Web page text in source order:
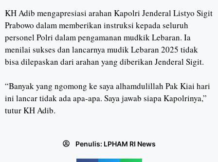
KH Adib mengapresiasi arahan Kapolri Jenderal Listyo Sigit
Prabowo dalam memberikan instruksi kepada seluruh
personel Polri dalam pengamanan mudkik Lebaran. Ia
menilai sukses dan lancarnya mudik Lebaran 2025 tidak
bisa dilepaskan dari arahan yang diberikan Jenderal Sigit.
“Banyak yang ngomong ke saya alhamdulillah Pak Kiai hari
ini lancar tidak ada apa-apa. Saya jawab siapa Kapolrinya,”
tutur KH Adib.
Penulis: LPHAM RI News